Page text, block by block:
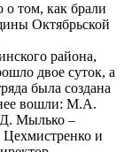
том, как брали
Октябрьской
района,
двое суток, а
была создана
нее вошли: М.А.
Мылько –
и